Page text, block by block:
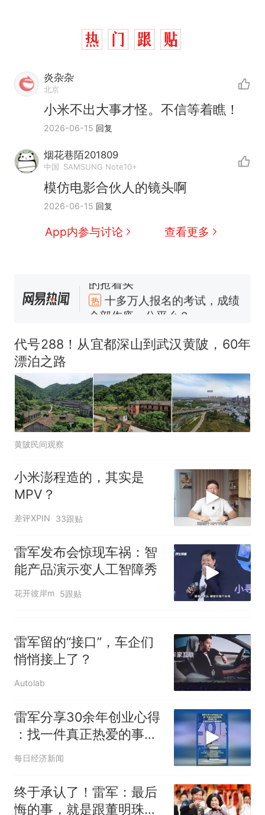
炎杂杂
北京
小米不出大事才怪。不信等着瞧！
2026-06-15 回复
烟花巷陌201809
中国 SAMSUNG Note10+
模仿电影合伙人的镜头啊
2026-06-15 回复
App内参与讨论 查看更多
热 十多万人报名的考试，成绩
全部作废，公平么？
家，刚改国名，总统就邀请中
国大使骑行绕了几乎整个国境
搬家报价570元，搬到楼下交
5060元才肯搬上楼！女子傻眼
了……
视频丨只要一枚命中就能让航
母瘫痪 轰-6J实力有多强？
空调24小时开着反而更省电？
电力部门回应
热
十多万人报名的考试，成绩
全部作废，公平么？
代号288！从宜都深山到武汉黄陂，60年
漂泊之路
黄陂民间观察
小米澎程造的，其实是
MPV？
差评XPIN 33跟贴
雷军发布会惊现车祸：智
能产品演示变人工智障秀
花开彼岸m 5跟贴
雷军留的“接口”，车企们
悄悄接上了？
Autolab
雷军分享30余年创业心得
：找一件真正热爱的事
情，坚持做下去；以高目
每日经济新闻
终于承认了！雷军：最后
悔的事，就是跟董明珠打